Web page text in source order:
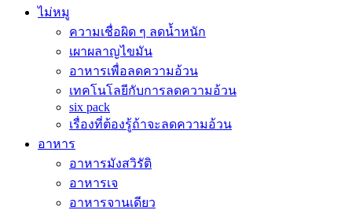
ไม่หมู
ความเชื่อผิด ๆ ลดน้ำหนัก
เผาผลาญไขมัน
อาหารเพื่อลดความอ้วน
เทคโนโลยีกับการลดความอ้วน
six pack
เรื่องที่ต้องรู้ถ้าจะลดความอ้วน
อาหาร
อาหารมังสวิรัติ
อาหารเจ
อาหารจานเดียว